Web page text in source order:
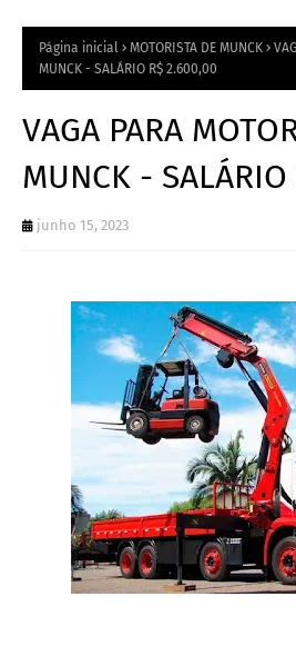
Página inicial MOTORISTA DE MUNCK
MUNCK - SALÁRIO R$ 2.600,00
VAGA PARA
MUNCK -
junho 15, 2023